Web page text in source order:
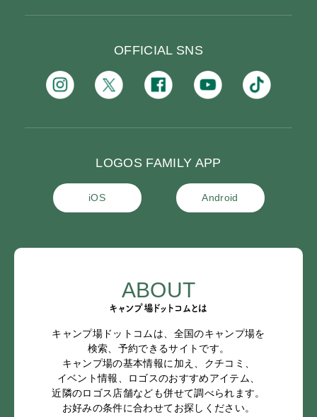
OFFICIAL SNS
LOGOS FAMILY APP
iOS Android
ABOUT
キャンプ場ドットコムとは
キャンプ場ドットコムは、全国のキャンプ場を
検索、予約できるサイトです。
キャンプ場の基本情報に加え、クチコミ、
イベント情報、ロゴスのおすすめアイテム、
近隣のロゴス店舗なども併せて調べられます。
お好みの条件に合わせてお探しください。